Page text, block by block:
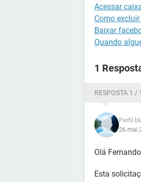
Acessar
Como
Baixar
Quando
1
RESPOSTA 1 / 1
Perfil
26 mai
Olá Fernando
Esta